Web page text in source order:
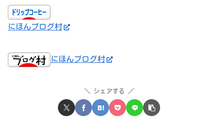
にほんブログ村
にほんブログ村
シェアする